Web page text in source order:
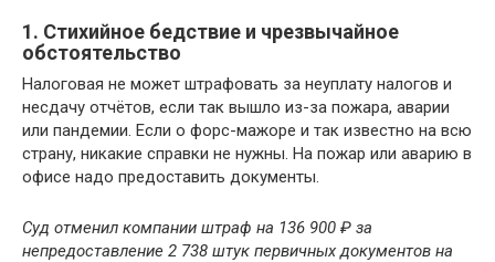
1. Стихийное бедствие и чрезвычайное
обстоятельство
Налоговая не может штрафовать за неуплату налогов и
несдачу отчётов, если так вышло из-за пожара, аварии
или пандемии. Если о форс-мажоре и так известно на всю
страну, никакие справки не нужны. На пожар или аварию в
офисе надо предоставить документы.
Суд отменил компании штраф на 136 900 ₽ за
непредоставление 2 738 штук первичных документов на